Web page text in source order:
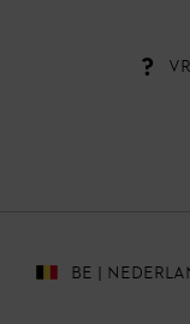
BE |